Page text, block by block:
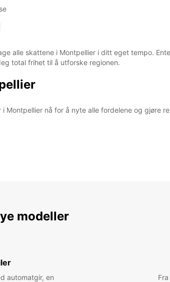
alle skattene i Montpellier i ditt eget tempo.
total frihet til å utforske regionen.
Montpellier nå for å nyte alle fordelene og gjøre
modeller
automatgir, en